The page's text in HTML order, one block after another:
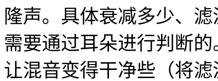
隆声。具体衰减多少、
需要通过耳朵进行判断
让混音变得干净些（将